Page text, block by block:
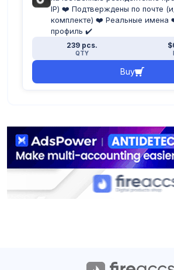
IP) ❤️ Подтверждены по почте
комплекте) ❤️ Реальные имена
профиль ✔️
239 pcs.
QTY
Buy